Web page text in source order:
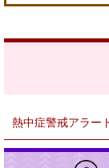
リ
熱中症警戒アラー